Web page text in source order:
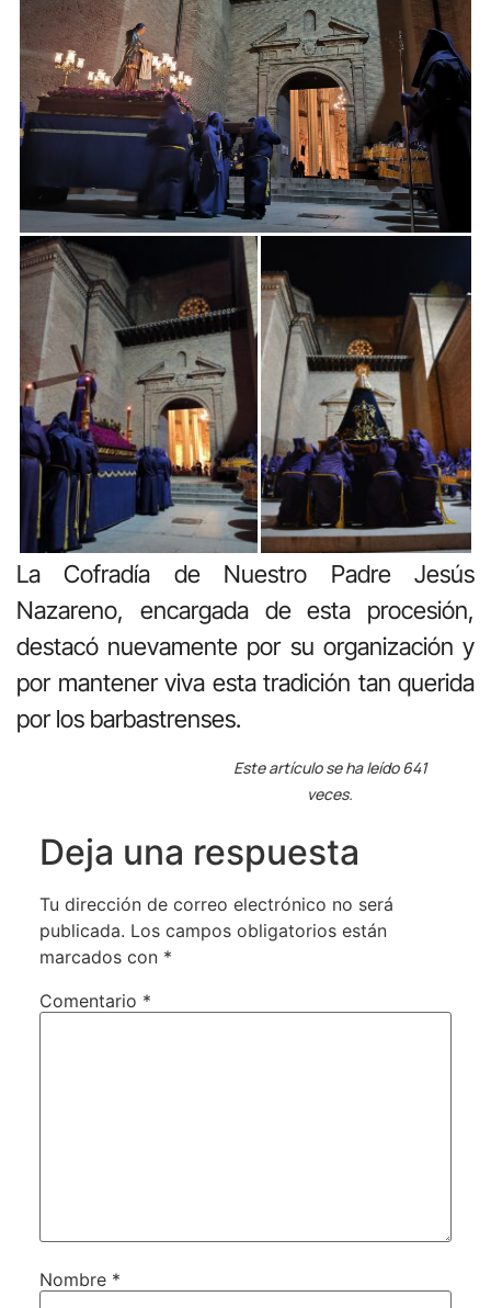
La Cofradía de Nuestro Padre Jesús
Nazareno, encargada de esta procesión,
destacó nuevamente por su organización y
por mantener viva esta tradición tan querida
por los barbastrenses.
Este artículo se ha leído 641
veces.
Deja una respuesta
Tu dirección de correo electrónico no será
publicada. Los campos obligatorios están
marcados con *
Comentario *
Nombre *